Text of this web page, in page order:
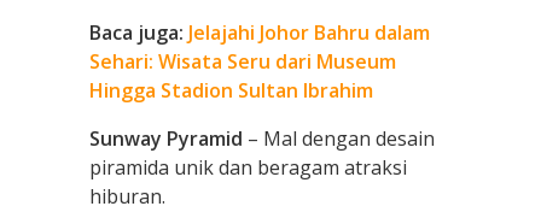
Baca juga: Jelajahi Johor Bahru dalam
Sehari: Wisata Seru dari Museum
Hingga Stadion Sultan Ibrahim
Sunway Pyramid – Mal dengan desain
piramida unik dan beragam atraksi
hiburan.